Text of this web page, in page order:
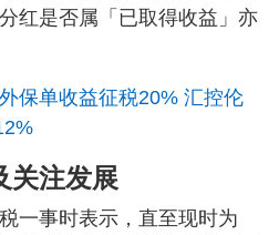
红是否属「已取得收益」亦
保单收益征税20% 汇控伦
关注发展
一事时表示，直至现时为